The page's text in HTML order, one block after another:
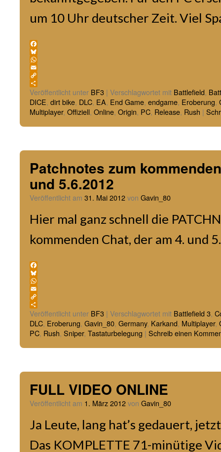
um 10 Uhr deutscher Zeit. Viel
Facebook
Bluesky
WhatsApp
Email
Copy
Link
Teilen
Veröffentlicht unter BF3 | Verschlagwortet mit Battlefield,
DICE, dirt bike, DLC, EA, End Game, endgame, Eroberung,
Multiplayer, Offiziell, Online, Origin, PC, Release, Rush |
Patchnotes zum
und 5.6.2012
Veröffentlicht am 31. Mai 2012von Gavin_80
Hier mal ganz schnell die
kommenden Chat, der am 4. und
Facebook
Bluesky
WhatsApp
Email
Copy
Link
Teilen
Veröffentlicht unter BF3 | Verschlagwortet mit Battlefield 3,
DLC, Eroberung, Gavin_80, Germany, Karkand, Multiplayer,
PC, Rush, Sniper, Tastaturbelegung | Schreib einen
FULL VIDEO ONLINE
Veröffentlicht am 1. März 2012von Gavin_80
Ja Leute, lang hat’s gedauert,
Das KOMPLETTE 71-minütige